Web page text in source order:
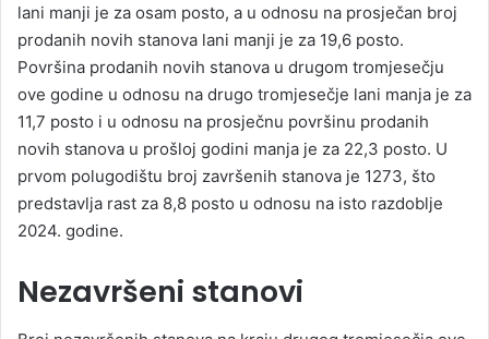
lani manji je za osam posto, a u odnosu na prosječan broj
prodanih novih stanova lani manji je za 19,6 posto.
Površina prodanih novih stanova u drugom tromjesečju
ove godine u odnosu na drugo tromjesečje lani manja je za
11,7 posto i u odnosu na prosječnu površinu prodanih
novih stanova u prošloj godini manja je za 22,3 posto. U
prvom polugodištu broj završenih stanova je 1273, što
predstavlja rast za 8,8 posto u odnosu na isto razdoblje
2024. godine.
Nezavršeni stanovi